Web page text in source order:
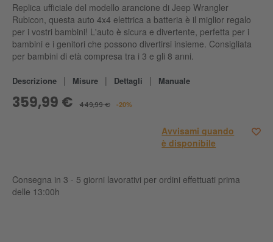
Replica ufficiale del modello arancione di Jeep Wrangler
Rubicon, questa auto 4x4 elettrica a batteria è il miglior regalo
per i vostri bambini! L'auto è sicura e divertente, perfetta per i
bambini e i genitori che possono divertirsi insieme. Consigliata
per bambini di età compresa tra i 3 e gli 8 anni.
Descrizione | Misure | Dettagli | Manuale
359,99 € 449,99 € -20%
Avvisami quando
è disponibile
Consegna in 3 - 5 giorni lavorativi per ordini effettuati prima
delle 13:00h